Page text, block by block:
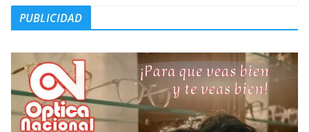
PUBLICIDAD